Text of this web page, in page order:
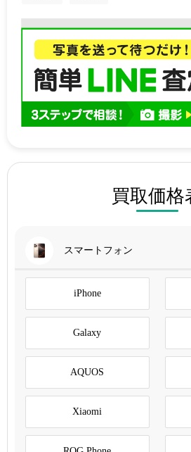
買取価格
スマートフォン
iPhone
Galaxy
AQUOS
Xiaomi